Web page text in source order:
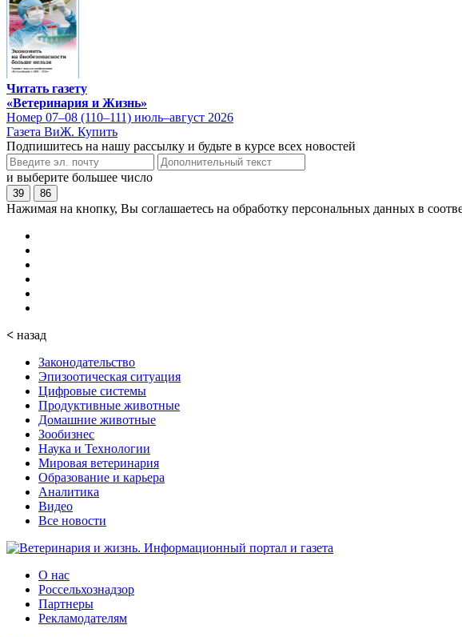
Читать газету
«Ветеринария и Жизнь»
Номер 07–08 (110–111) июль–август 2026
Газета ВиЖ. Купить
Подпишитесь на нашу рассылку и будьте в курсе всех новостей
и выберите большее число
39 86
Нажимая на кнопку, Вы соглашаетесь на обработку персональных данных в
< назад
Законодательство
Эпизоотическая ситуация
Цифровые системы
Продуктивные животные
Домашние животные
Зообизнес
Наука и Технологии
Мировая ветеринария
Образование и карьера
Аналитика
Видео
Все новости
О нас
Россельхознадзор
Партнеры
Рекламодателям